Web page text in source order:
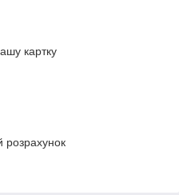
картку
розрахунок